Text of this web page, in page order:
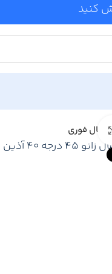
کنید
Click to enlarge